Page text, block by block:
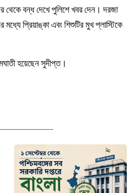
থেকে বন্ধ দেখে পুলিশে খবর দেন। দরজা
প্রিয়াঙ্কা এবং শিশুটির মুখ প্লাস্টিকে
হয়েছেন সুদীপ্ত।